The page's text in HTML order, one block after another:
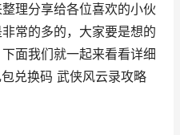
理分享给各位喜欢的小伙
常的多的，大家要是想的
面我们就一起来看看详细
兑换码 武侠风云录攻略